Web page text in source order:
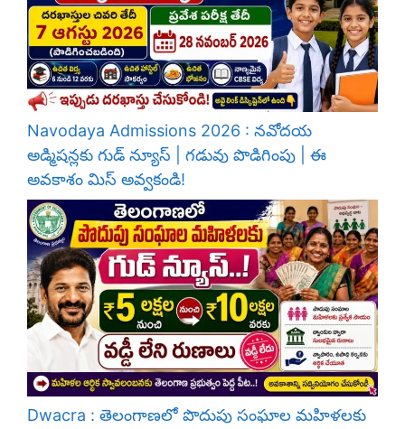
Navodaya Admissions 2026 : నవోదయ
అడ్మిషన్లకు గుడ్ న్యూస్ | గడువు పొడిగింపు | ఈ
అవకాశం మిస్ అవ్వకండి!
Dwacra : తెలంగాణలో పొదుపు సంఘాల మహిళలకు